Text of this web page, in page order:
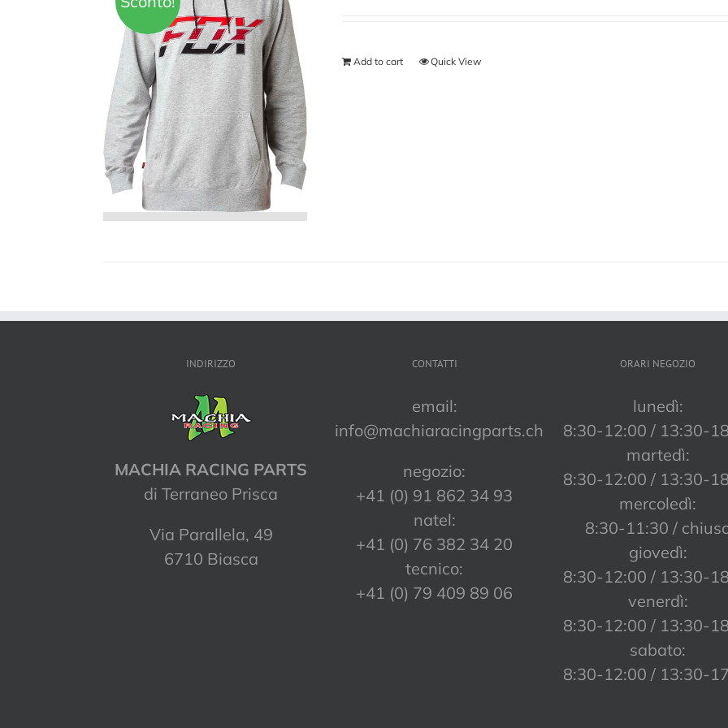
Add to cart Quick View
INDIRIZZO
MACHIA RACING PARTS
di Terraneo Prisca
Via Parallela, 49
6710 Biasca
CONTATTI
email:
info@machiaracingparts.ch
negozio:
+41 (0) 91 862 34 93
natel:
+41 (0) 76 382 34 20
tecnico:
+41 (0) 79 409 89 06
ORARI NEGOZIO
lunedì:
8:30-12:00 / 13:30-
martedì:
8:30-12:00 / 13:30-
mercoledì:
8:30-11:30 /
giovedì:
8:30-12:00 / 13:30-
venerdì:
8:30-12:00 / 13:30-
sabato:
8:30-12:00 / 13:30-